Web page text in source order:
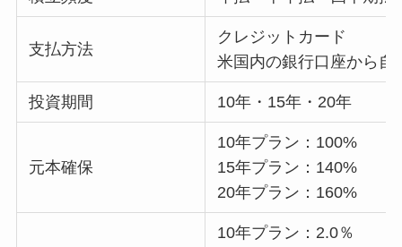
支払方法
クレジットカード
米国内の銀行口座から自
投資期間 10年・15年・20年
元本確保
10年プラン：100%
15年プラン：140%
20年プラン：160%
10年プラン：2.0％